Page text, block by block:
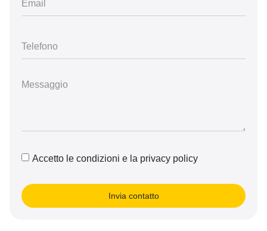
Accetto le condizioni e la privacy policy
Invia contatto